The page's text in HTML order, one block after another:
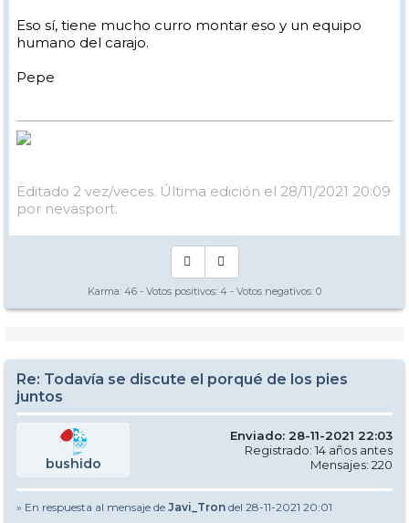
Eso sí, tiene mucho curro montar eso y un equipo
humano del carajo.
Pepe
Editado 2 vez/veces. Última edición el 28/11/2021 20:09
por nevasport.
Karma: 46 - Votos positivos: 4 - Votos negativos: 0
Re: Todavía se discute el porqué de los pies
juntos
bushido
Enviado: 28-11-2021 22:03
Registrado: 14 años antes
Mensajes: 220
» En respuesta al mensaje de Javi_Tron del 28-11-2021 20:01